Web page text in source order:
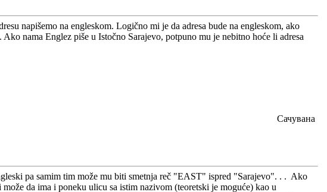
napišemo na engleskom. Logično mi je da adresa bude na engleskom, ako
nama Englez piše u Istočno Sarajevo, potpuno mu je nebitno hoće li adresa
Сачувана
pa samim tim može mu biti smetnja reč "EAST" ispred "Sarajevo". . . Ako
da ima i poneku ulicu sa istim nazivom (teoretski je moguće) kao u